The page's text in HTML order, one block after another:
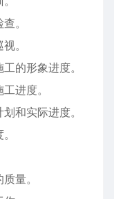
。
。
的形象进度。
进度。
和实际进度。
量。